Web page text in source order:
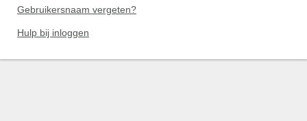
Gebruikersnaam vergeten?
Hulp bij inloggen